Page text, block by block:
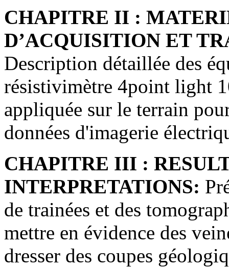
CHAPITRE II :
D’ACQUISITION ET
Description détaillée des
résistivimètre 4point light
appliquée sur le terrain
données d'imagerie
CHAPITRE III :
INTERPRETATIONS:
de trainées et des
mettre en évidence des
dresser des coupes